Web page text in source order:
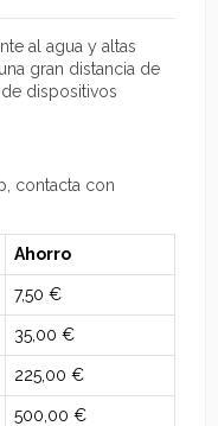
al agua y altas
gran distancia de
dispositivos
contacta con
Ahorro
7,50 €
35,00 €
225,00 €
500,00 €